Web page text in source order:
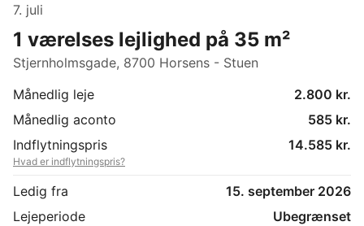
7. juli
1 værelses lejlighed på 35 m²
Stjernholmsgade, 8700 Horsens - Stuen
Månedlig leje
2.800 kr.
Månedlig aconto
585 kr.
Indflytningspris
14.585 kr.
Hvad er indflytningspris?
Ledig fra
15. september 2026
Lejeperiode
Ubegrænset